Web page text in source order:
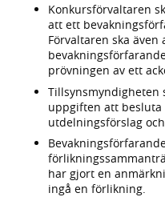
Konkursförvaltaren
att ett
Förvaltaren ska
prövningen av ett
Tillsynsmyndigheten
uppgiften att besluta
utdelningsförslag
har gjort en
ingå en förlikning.